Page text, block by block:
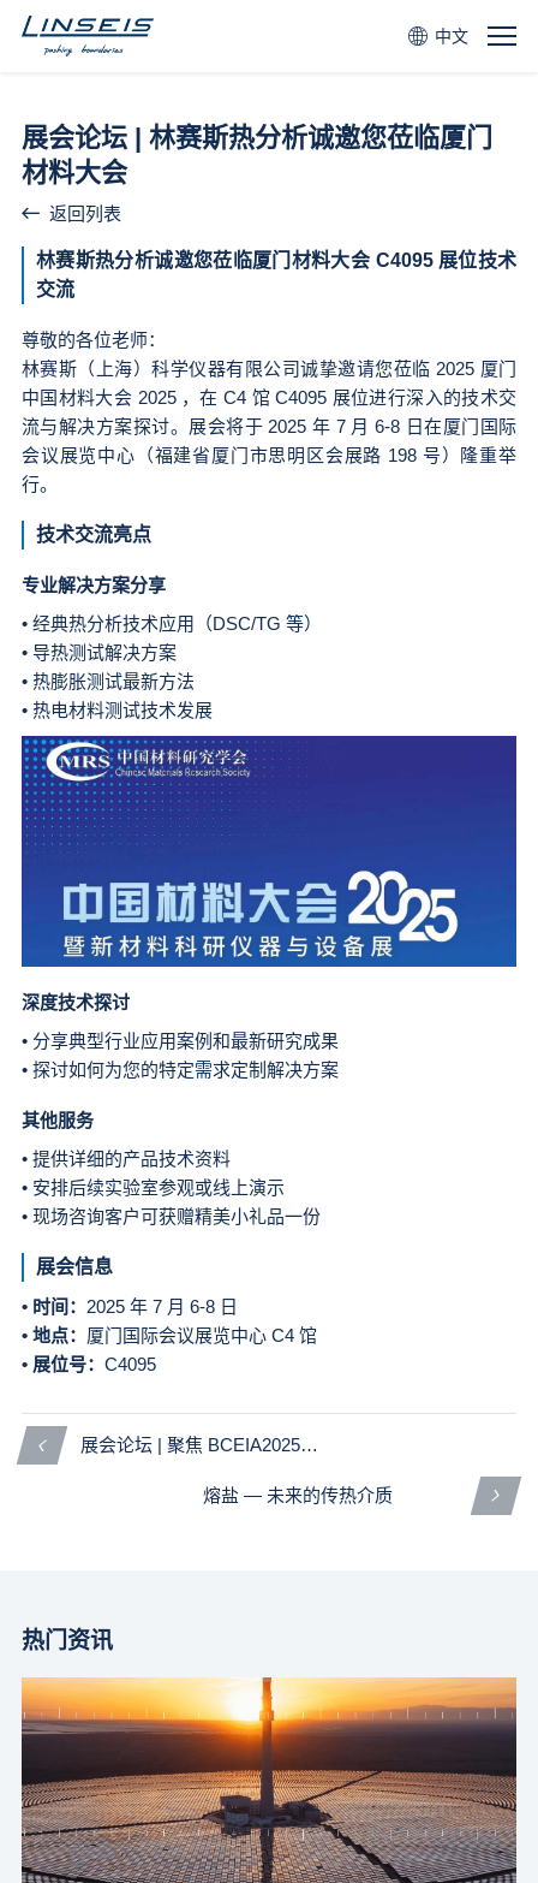
中文
展会论坛 | 林赛斯热分析诚邀您莅临厦门
材料大会
返回列表
林赛斯热分析诚邀您莅临厦门材料大会 C4095 展位技术
交流
尊敬的各位老师：
林赛斯（上海）科学仪器有限公司诚挚邀请您莅临 2025 厦门
中国材料大会 2025 ，在 C4 馆 C4095 展位进行深入的技术交
流与解决方案探讨。展会将于 2025 年 7 月 6-8 日在厦门国际
会议展览中心（福建省厦门市思明区会展路 198 号）隆重举
行。
技术交流亮点
专业解决方案分享
• 经典热分析技术应用（DSC/TG 等）
• 导热测试解决方案
• 热膨胀测试最新方法
• 热电材料测试技术发展
深度技术探讨
• 分享典型行业应用案例和最新研究成果
• 探讨如何为您的特定需求定制解决方案
其他服务
• 提供详细的产品技术资料
• 安排后续实验室参观或线上演示
• 现场咨询客户可获赠精美小礼品一份
展会信息
• 时间： 2025 年 7 月 6-8 日
• 地点： 厦门国际会议展览中心 C4 馆
• 展位号： C4095
展会论坛 | 聚焦 BCEIA2025：林赛斯与您共论热分析应用与发展
熔盐 — 未来的传热介质
热门资讯